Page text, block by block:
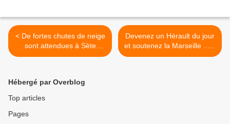
< De fortes chutes de neige
sont attendues à Sète
Vendredi 30 Janvier vers 20
Devenez un Hérault du jour
et soutenez la Marseille ......
à Sète ! >
Hébergé par Overblog
Top articles
Pages